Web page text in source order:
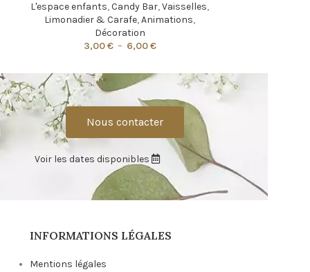
L'espace enfants,Candy Bar,Vaisselles,
Limonadier & Carafe,Animations,
Décoration
3,00€ – 6,00€
Nous contacter
Voir les dates disponibles
INFORMATIONS LÉGALES
Mentions légales